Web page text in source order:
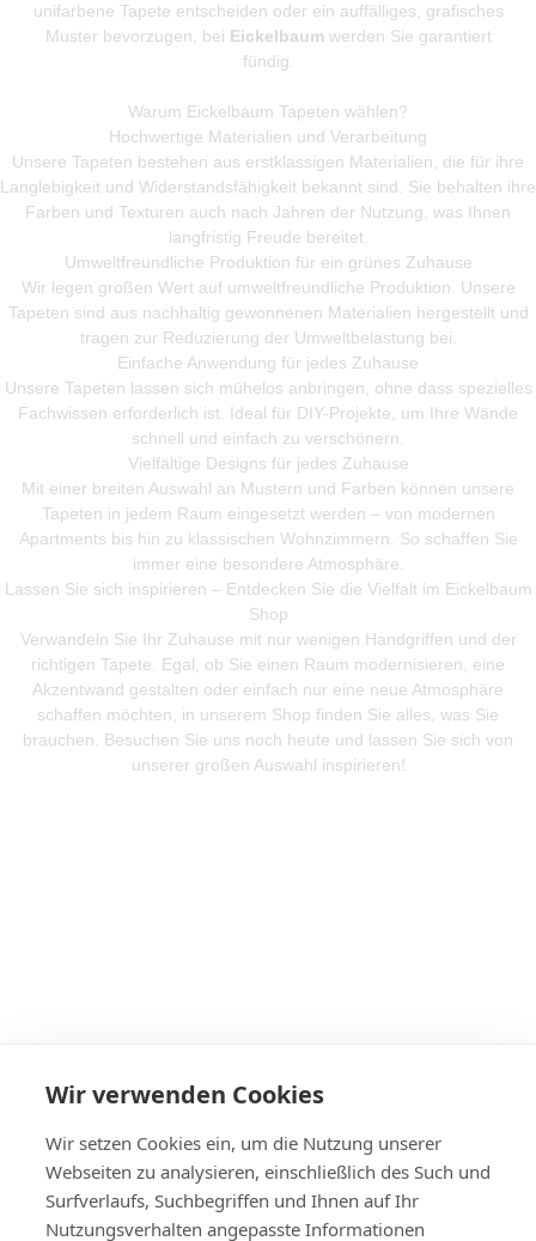
Wir verwenden Cookies
Wir setzen Cookies ein, um die Nutzung unserer
Webseiten zu analysieren, einschließlich des Such und
Surfverlaufs, Suchbegriffen und Ihnen auf Ihr
Nutzungsverhalten angepasste Informationen
unifarbene Tapete entscheiden oder ein auffälliges, grafisches
Muster bevorzugen, bei Eickelbaum werden Sie garantiert
fündig.
Warum Eickelbaum Tapeten wählen?
Hochwertige Materialien und Verarbeitung
Unsere Tapeten bestehen aus erstklassigen Materialien, die für ihre
Langlebigkeit und Widerstandsfähigkeit bekannt sind. Sie behalten ihre
Farben und Texturen auch nach Jahren der Nutzung, was Ihnen
langfristig Freude bereitet.
Umweltfreundliche Produktion für ein grünes Zuhause
Wir legen großen Wert auf umweltfreundliche Produktion. Unsere
Tapeten sind aus nachhaltig gewonnenen Materialien hergestellt und
tragen zur Reduzierung der Umweltbelastung bei.
Einfache Anwendung für jedes Zuhause
Unsere Tapeten lassen sich mühelos anbringen, ohne dass spezielles
Fachwissen erforderlich ist. Ideal für DIY-Projekte, um Ihre Wände
schnell und einfach zu verschönern.
Vielfältige Designs für jedes Zuhause
Mit einer breiten Auswahl an Mustern und Farben können unsere
Tapeten in jedem Raum eingesetzt werden – von modernen
Apartments bis hin zu klassischen Wohnzimmern. So schaffen Sie
immer eine besondere Atmosphäre.
Lassen Sie sich inspirieren – Entdecken Sie die Vielfalt im Eickelbaum
Shop
Verwandeln Sie Ihr Zuhause mit nur wenigen Handgriffen und der
richtigen Tapete. Egal, ob Sie einen Raum modernisieren, eine
Akzentwand gestalten oder einfach nur eine neue Atmosphäre
schaffen möchten, in unserem Shop finden Sie alles, was Sie
brauchen. Besuchen Sie uns noch heute und lassen Sie sich von
unserer großen Auswahl inspirieren!